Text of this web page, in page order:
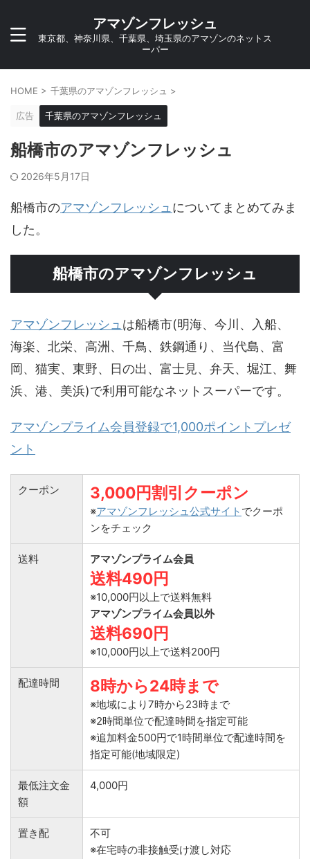
アマゾンフレッシュ
東京都、神奈川県、千葉県、埼玉県のアマゾンのネットス
ーパー
HOME > 千葉県のアマゾンフレッシュ >
広告 千葉県のアマゾンフレッシュ
船橋市のアマゾンフレッシュ
2026年5月17日
船橋市のアマゾンフレッシュ についてまとめてみま
した。
船橋市のアマゾンフレッシュ
アマゾンフレッシュ は船橋市(明海、今川、入船、
海楽、北栄、高洲、千鳥、鉄鋼通り、当代島、富
岡、猫実、東野、日の出、富士見、弁天、堀江、舞
浜、港、美浜)で利用可能なネットスーパーです。
アマゾンプライム会員登録で1,000ポイントプレゼ
ント
クーポン 3,000円割引クーポン
※アマゾンフレッシュ公式サイト でクーポ
ンをチェック
送料 アマゾンプライム会員
送料490円
※10,000円以上で送料無料
アマゾンプライム会員以外
送料690円
※10,000円以上で送料200円
配達時間 8時から24時まで
※地域により7時から23時まで
※2時間単位で配達時間を指定可能
※追加料金500円で1時間単位で配達時間を
指定可能(地域限定)
最低注文金
額
4,000円
置き配
不可
※在宅時の非接触受け渡し対応